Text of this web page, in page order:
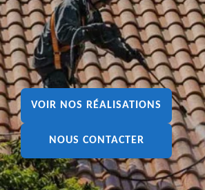
VOIR NOS RÉALISATIONS
NOUS CONTACTER